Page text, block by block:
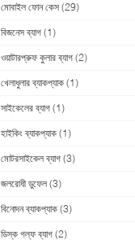
মোবাইল ফোন কেস (29)
বিজনেস ব্যাগ (1)
ওয়াটারপ্রুফ কুলার ব্যাগ (2)
খেলাধুলার ব্যাকপ্যাক (1)
সাইকেলের ব্যাগ (1)
হাইকিং ব্যাকপ্যাক (1)
মোটরসাইকেল ব্যাগ (3)
জলরোধী ডুফেল (3)
বিনোদন ব্যাকপ্যাক (3)
ডিস্ক গল্ফ ব্যাগ (2)